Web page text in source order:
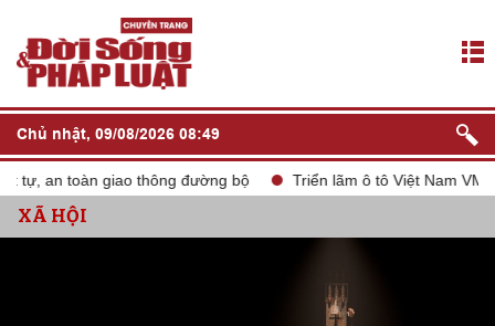
Chủ nhật, 09/08/2026 08:49
toàn giao thông đường bộ Triển lãm ô tô Việt Nam VMS 2024
XÃ HỘI